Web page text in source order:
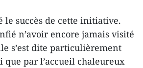
le succès de cette initiative.
n’avoir encore jamais visité
s’est dite particulièrement
par l’accueil chaleureux